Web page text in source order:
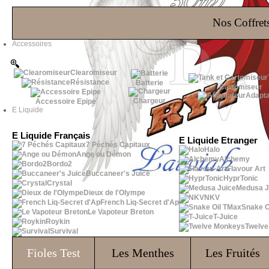
Nos
Accessoires
Clearomiseur
Résistance
Accessoire Epipe
Batterie
Chargeur
Cartomiseur
E Liquide
E Liquide Français
7 Péchés Capitaux
Ange ou Démon
Bordo2
Buccaneer's Juice
Crystal
Dieux de l'Olympe
French Liq-Secret d'Ap
Le Vapoteur Breton
Roykin
Survival
E Liquide Etranger
Halo
Alchemy
Flavour Art
HyprTonic
Medusa
NKV
Snake
T-Juice
Fioles Test Les Menthes Les Fruités